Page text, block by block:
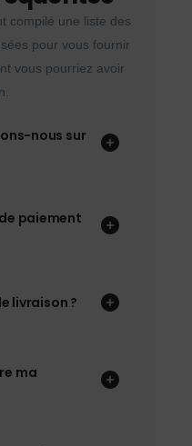
compilé une liste des
pour vous fournir
vous pourriez avoir
nous sur
paiement
livraison ?
ma